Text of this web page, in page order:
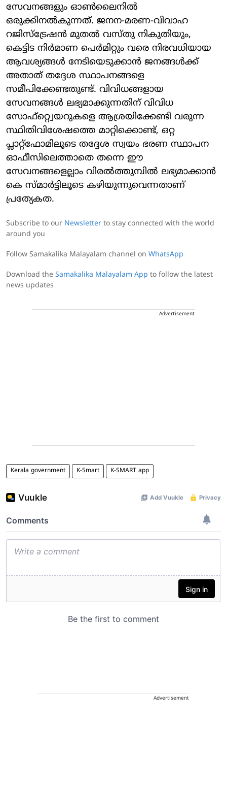
സേവനങ്ങളും ഓണ്‍ലൈനില്‍
ഒരുക്കിനല്‍കുന്നത്. ജനന-മരണ-വിവാഹ
റജിസ്ട്രേഷന്‍ മുതല്‍ വസ്തു നികുതിയും,
കെട്ടിട നിര്‍മാണ പെര്‍മിറ്റും വരെ നിരവധിയായ
ആവശ്യങ്ങള്‍ നേടിയെടുക്കാന്‍ ജനങ്ങള്‍ക്ക്
അതാത് തദ്ദേശ സ്ഥാപനങ്ങളെ
സമീപിക്കേണ്ടതുണ്ട്. വിവിധങ്ങളായ
സേവനങ്ങള്‍ ലഭ്യമാക്കുന്നതിന് വിവിധ
സോഫ്‌റ്റ്വെയറുകളെ ആശ്രയിക്കേണ്ടി വരുന്ന
സ്ഥിതിവിശേഷത്തെ മാറ്റിക്കൊണ്ട്, ഒറ്റ
പ്ലാറ്റ്ഫോമിലൂടെ തദ്ദേശ സ്വയം ഭരണ സ്ഥാപന
ഓഫീസിലെത്താതെ തന്നെ ഈ
സേവനങ്ങളെല്ലാം വിരല്‍ത്തുമ്പില്‍ ലഭ്യമാക്കാന്‍
കെ സ്മാര്‍ട്ടിലൂടെ കഴിയുന്നുവെന്നതാണ്
പ്രത്യേകത.
Subscribe to our Newsletter to stay connected with the world
around you
Follow Samakalika Malayalam channel on WhatsApp
Download the Samakalika Malayalam App to follow the latest
news updates
Advertisement
Kerala government K-Smart K-SMART app
Advertisement